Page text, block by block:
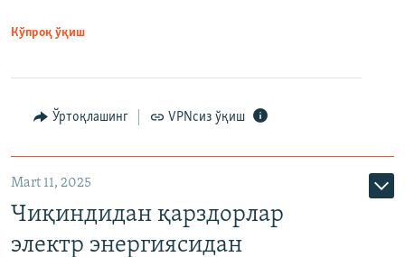
Кўпроқ ўқиш
Ўртоқлашинг VPNсиз ўқиш
Mart 11, 2025
Чиқиндидан қарздорлар
электр энергиясидан